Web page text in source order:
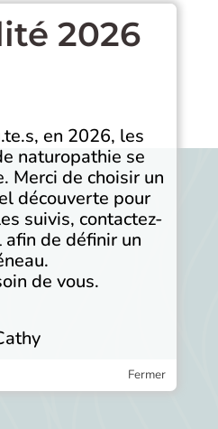
Fermer
2026
en 2026, les
naturopathie se
Merci de choisir un
découverte pour
suivis, contactez-
de définir un
de vous.